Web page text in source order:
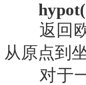
返回
从原点到
对于